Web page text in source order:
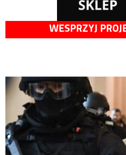
WESPRZYJ